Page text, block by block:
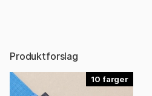
Produktforslag
10